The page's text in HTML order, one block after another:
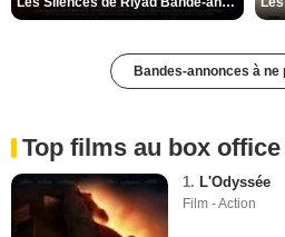
Bandes-annonces à ne
Top films au box office
1. L'Odyssée
Film - Action